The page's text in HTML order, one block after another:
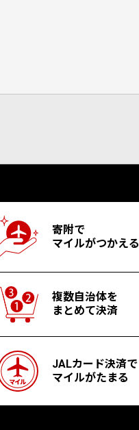
寄附で
マイルがつかえる
複数自治体を
まとめて決済
JALカード決済で
マイルがたまる